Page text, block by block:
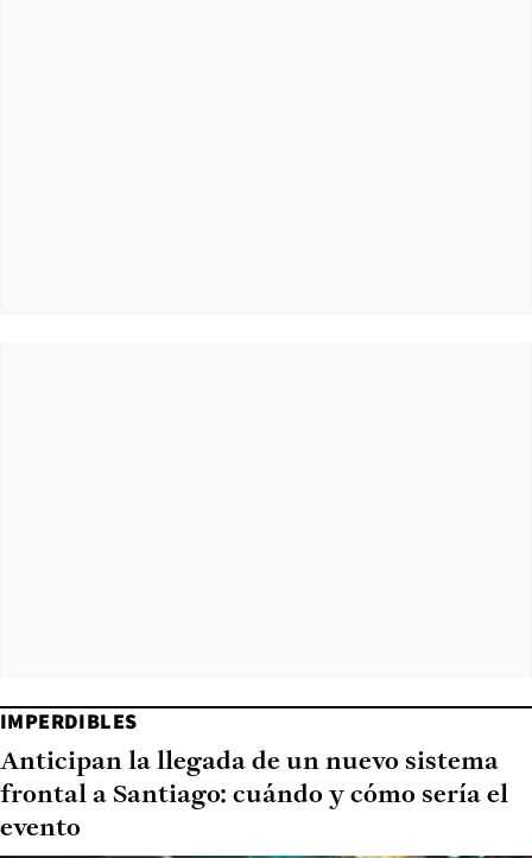
IMPERDIBLES
Anticipan la llegada de un nuevo sistema
frontal a Santiago: cuándo y cómo sería el
evento